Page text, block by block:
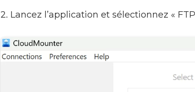
2. Lancez l’application et sélectionnez «